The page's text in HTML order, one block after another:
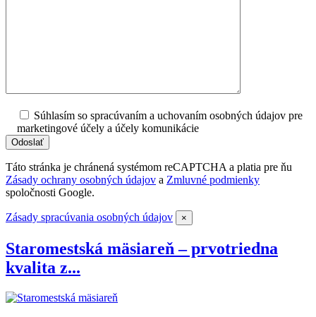
Súhlasím so spracúvaním a uchovaním osobných údajov pre
marketingové účely a účely komunikácie
Táto stránka je chránená systémom reCAPTCHA a platia pre ňu
Zásady ochrany osobných údajov a Zmluvné podmienky
spoločnosti Google.
Zásady spracúvania osobných údajov ×
Staromestská mäsiareň – prvotriedna
kvalita z...